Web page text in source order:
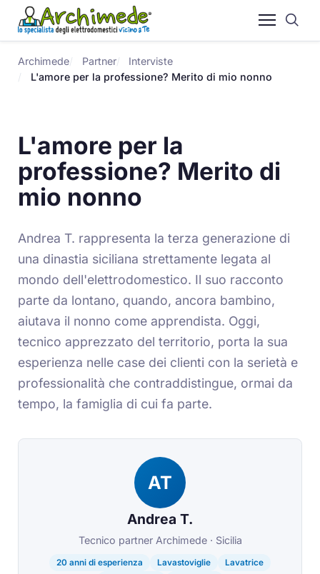
Archimede Partner
Interviste
L'amore per la professione? Merito di mio nonno
L'amore per la
professione? Merito di
mio nonno
Andrea T. rappresenta la terza generazione di
una dinastia siciliana strettamente legata al
mondo dell'elettrodomestico. Il suo racconto
parte da lontano, quando, ancora bambino,
aiutava il nonno come apprendista. Oggi,
tecnico apprezzato del territorio, porta la sua
esperienza nelle case dei clienti con la serietà e
professionalità che contraddistingue, ormai da
tempo, la famiglia di cui fa parte.
AT
Andrea T.
Tecnico partner Archimede · Sicilia
20 anni di esperienza Lavastoviglie
Lavatrice